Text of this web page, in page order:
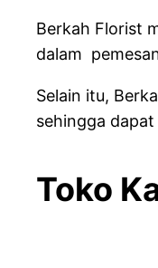
Berkah Florist
dalam
Selain itu,
sehingga
Toko